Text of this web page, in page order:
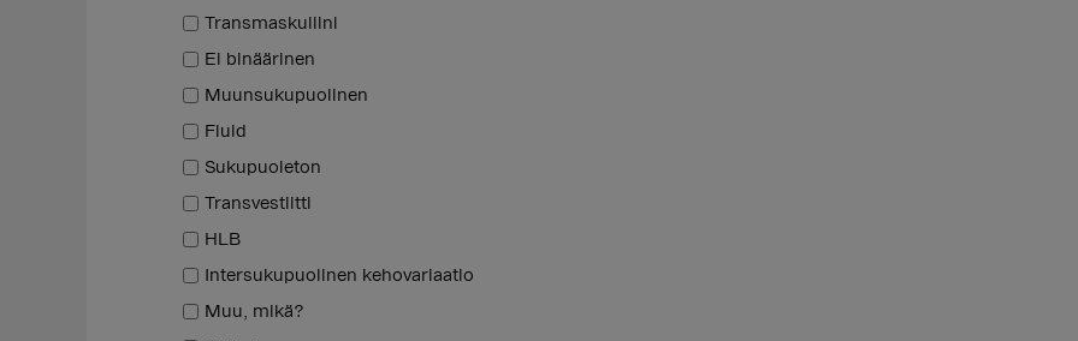
Transmaskuliini
Ei binäärinen
Muunsukupuolinen
Fluid
Sukupuoleton
Transvestiitti
HLB
Intersukupuolinen kehovariaatio
Muu, mikä?